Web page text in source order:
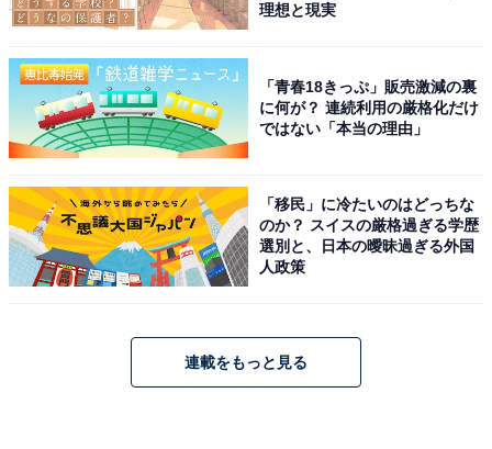
理想と現実
「青春18きっぷ」販売激減の裏
に何が？ 連続利用の厳格化だけ
ではない「本当の理由」
「移民」に冷たいのはどっちな
のか？ スイスの厳格過ぎる学歴
選別と、日本の曖昧過ぎる外国
人政策
連載をもっと見る